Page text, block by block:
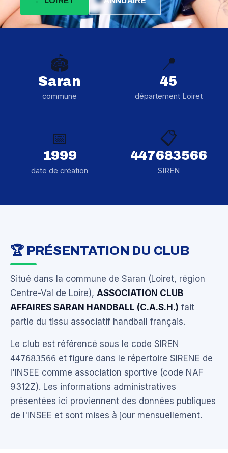
🏟️
Saran
commune
📍
45
département Loiret
📅
1999
date de création
📋
447683566
SIREN
🏆 PRÉSENTATION DU CLUB
Situé dans la commune de Saran (Loiret, région
Centre-Val de Loire), ASSOCIATION CLUB
AFFAIRES SARAN HANDBALL (C.A.S.H.) fait
partie du tissu associatif handball français.
Le club est référencé sous le code SIREN
447683566 et figure dans le répertoire SIRENE de
l'INSEE comme association sportive (code NAF
9312Z). Les informations administratives
présentées ici proviennent des données publiques
de l'INSEE et sont mises à jour mensuellement.